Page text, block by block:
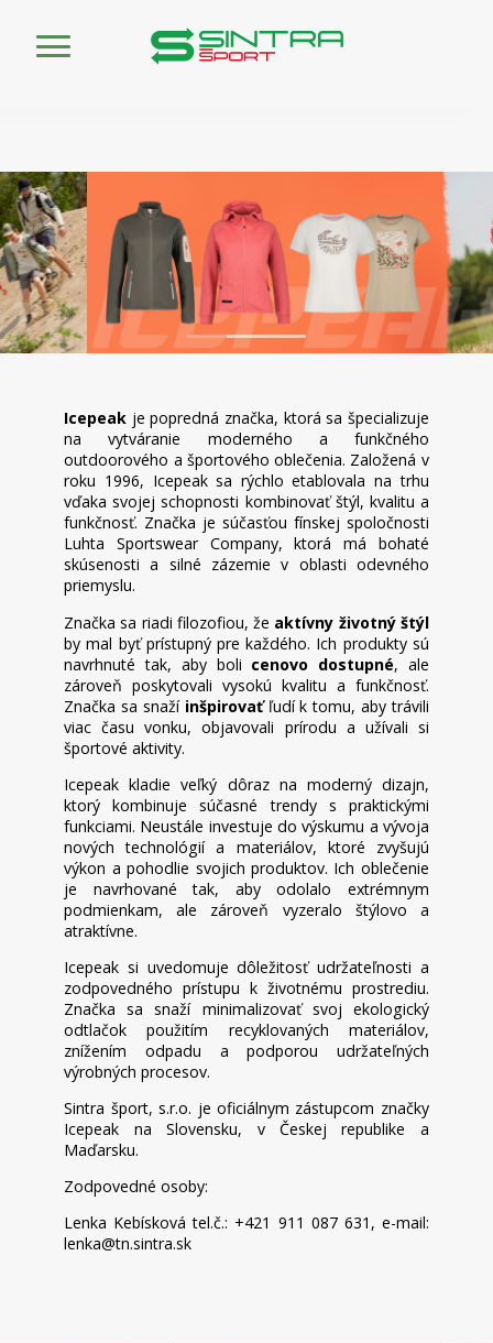
Icepeak je popredná značka, ktorá sa špecializuje
na vytváranie moderného a funkčného
outdoorového a športového oblečenia. Založená v
roku 1996, Icepeak sa rýchlo etablovala na trhu
vďaka svojej schopnosti kombinovať štýl, kvalitu a
funkčnosť. Značka je súčasťou fínskej spoločnosti
Luhta Sportswear Company, ktorá má bohaté
skúsenosti a silné zázemie v oblasti odevného
priemyslu.
Značka sa riadi filozofiou, že aktívny životný štýl
by mal byť prístupný pre každého. Ich produkty sú
navrhnuté tak, aby boli cenovo dostupné, ale
zároveň poskytovali vysokú kvalitu a funkčnosť.
Značka sa snaží inšpirovať ľudí k tomu, aby trávili
viac času vonku, objavovali prírodu a užívali si
športové aktivity.
Icepeak kladie veľký dôraz na moderný dizajn,
ktorý kombinuje súčasné trendy s praktickými
funkciami. Neustále investuje do výskumu a vývoja
nových technológií a materiálov, ktoré zvyšujú
výkon a pohodlie svojich produktov. Ich oblečenie
je navrhované tak, aby odolalo extrémnym
podmienkam, ale zároveň vyzeralo štýlovo a
atraktívne.
Icepeak si uvedomuje dôležitosť udržateľnosti a
zodpovedného prístupu k životnému prostrediu.
Značka sa snaží minimalizovať svoj ekologický
odtlačok použitím recyklovaných materiálov,
znížením odpadu a podporou udržateľných
výrobných procesov.
Sintra šport, s.r.o. je oficiálnym zástupcom značky
Icepeak na Slovensku, v Českej republike a
Maďarsku.
Zodpovedné osoby:
Lenka Kebísková tel.č.: +421 911 087 631, e-mail:
lenka@tn.sintra.sk